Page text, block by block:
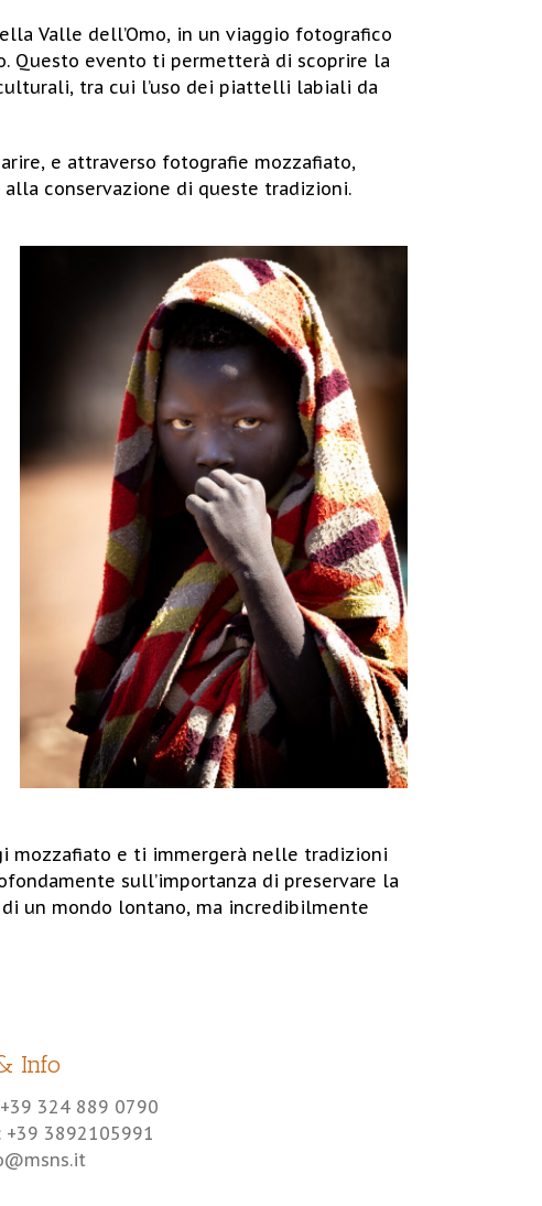
Valle dell’Omo, in un viaggio fotografico
Questo evento ti permetterà di scoprire la
tra cui l’uso dei piattelli labiali da
e attraverso fotografie mozzafiato,
conservazione di queste tradizioni.
mozzafiato e ti immergerà nelle tradizioni
sull’importanza di preservare la
un mondo lontano, ma incredibilmente
Info
324 889 0790
+39 3892105991